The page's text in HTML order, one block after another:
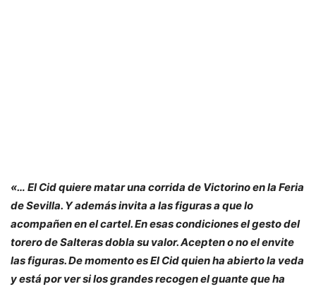
«… El Cid quiere matar una corrida de Victorino en la Feria
de Sevilla. Y además invita a las figuras a que lo
acompañen en el cartel. En esas condiciones el gesto del
torero de Salteras dobla su valor. Acepten o no el envite
las figuras. De momento es El Cid quien ha abierto la veda
y está por ver si los grandes recogen el guante que ha